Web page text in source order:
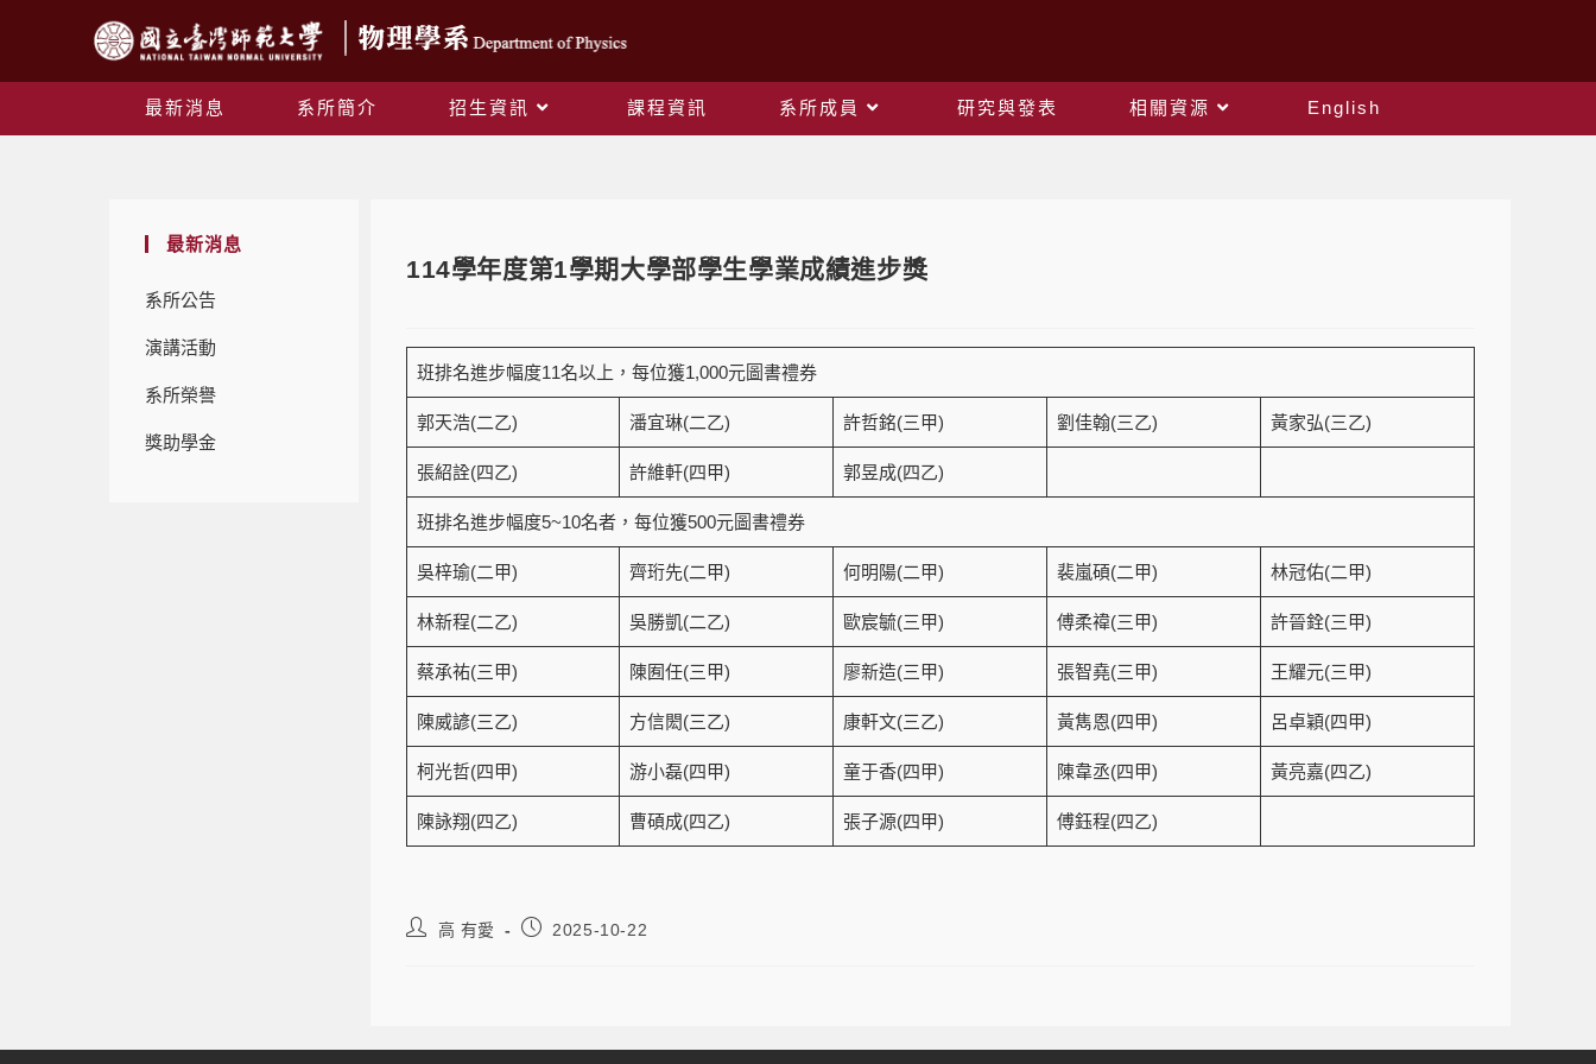
最新消息 系所簡介 招生資訊 課程資訊 系所成員 研究與發表 相關資源 English
最新消息
系所公告
演講活動
系所榮譽
獎助學金
114學年度第1學期大學部學生學業成績進步獎
班排名進步幅度11名以上，每位獲1,000元圖書禮券
郭天浩(二乙) 潘宜琳(二乙) 許哲銘(三甲) 劉佳翰(三乙) 黃家弘(三乙)
張紹詮(四乙) 許維軒(四甲) 郭昱成(四乙)
班排名進步幅度5~10名者，每位獲500元圖書禮券
吳梓瑜(二甲) 齊珩先(二甲) 何明陽(二甲) 裴嵐碩(二甲) 林冠佑(二甲)
林新程(二乙) 吳勝凱(二乙) 歐宸毓(三甲) 傅柔禕(三甲) 許晉銓(三甲)
蔡承祐(三甲) 陳囿任(三甲) 廖新造(三甲) 張智堯(三甲) 王耀元(三甲)
陳威諺(三乙) 方信閎(三乙) 康軒文(三乙) 黃雋恩(四甲) 呂卓穎(四甲)
柯光哲(四甲) 游小磊(四甲) 童于香(四甲) 陳韋丞(四甲) 黃亮嘉(四乙)
陳詠翔(四乙) 曹碩成(四乙) 張子源(四甲) 傅鈺程(四乙)
高 有愛 2025-10-22